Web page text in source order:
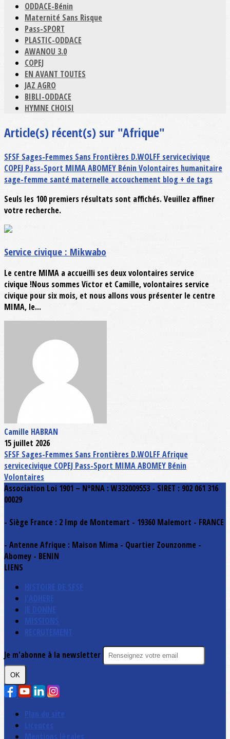
ODDACE-Bénin
Maternité Sans Risque
Pass-SPORT
PLASTIC-ODDACE
AWANOU 3.0
COPEJ
EN AVANT TOUTES
JAZ AGRO
BIBLI-ODDACE
HYMNE CHOISI
Article(s) récent(s) sur "Afrique"
SFSF Sages-Femmes Sans Frontières D.WOLFF servicecivique
COPEJ Pass-Sport MIMAABOMEY BéninVolontaires humanitaire
sage-femme santé maternelle accouchement blog + de tags
Seuls les 100 premiers résultats sont affichés. Veuillez affiner
votre recherche.
Service civique : Mikwabo
Le centre MIMA a accueilli ses deux volontaires service
civique !Nous sommes Victor et Camille, volontaires service
civique pour six mois, et nous allons vous présenter le centre
MIMA, le...
Camille HABRAN
15 juillet 2026
SFSF Sages-Femmes Sans Frontières D.WOLFF Afrique
servicecivique COPEJ Pass-Sport MIMAABOMEY Bénin
Volontaires
Association Loi 1901 – N°RNA : W332009553 - SIRET : 902 061 316
00029
- Siège France : 2 Imp de Montemart - 19360 Malemort - FRANCE
- Antenne Afrique : Maison Mima - Quartier Zounzonme -
Abomey - BENIN
LIENS
HISTOIRE DE SFSF
J'ADHERE
JE DONNE
MISSIONS
RECRUTEMENT
Je m'abonne à la newsletter
OK
Plan du site
Licences
Mentions légales